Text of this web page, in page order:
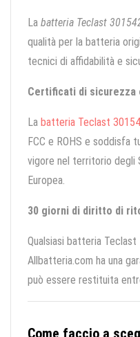
La batteria Teclast
qualità per la batteria
tecnici di affidabilità e
Certificati di sicurezza
La batteria Teclast
FCC e ROHS e soddisfa
vigore nel territorio degli
Europea.
30 giorni di diritto di
Qualsiasi batteria
Allbatteria.com ha una
può essere restituita